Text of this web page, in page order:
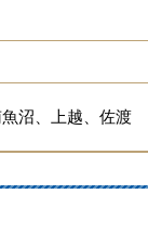
沼、上越、佐渡